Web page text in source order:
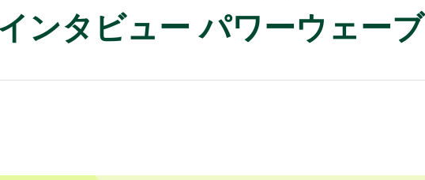
ンタビュー パワーウェーブ